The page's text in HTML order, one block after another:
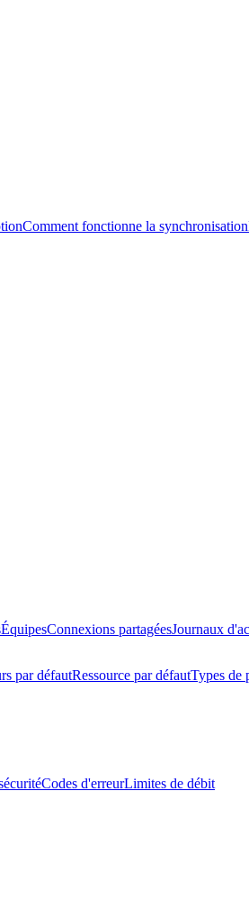
Comment fonctionne la synchronisation
ÉquipesConnexions partagéesJournaux
par défautRessource par défautTypes de
Codes d'erreurLimites de débit